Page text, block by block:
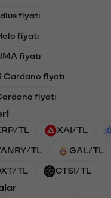
fiyatı
fiyatı
fiyatı
Cardano fiyatı
fiyatı
TL XAI/TL
TL GAL/TL
TL CTSI/TL